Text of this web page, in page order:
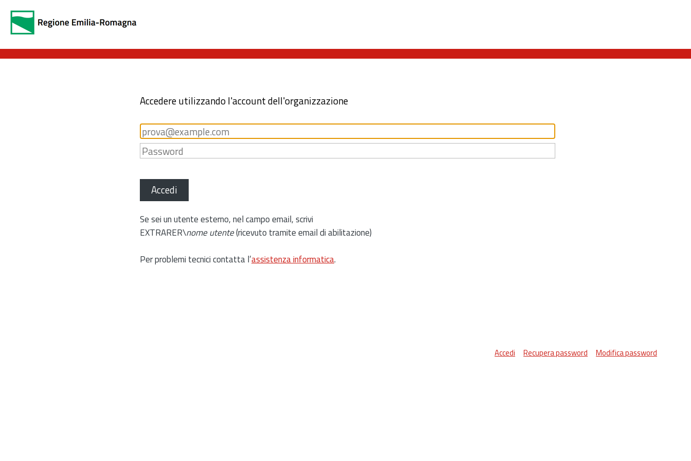
Accedere utilizzando l'account dell'organizzazione
Accedi
Se sei un utente esterno, nel campo email, scrivi
EXTRARER\nome utente(ricevuto tramite email di abilitazione)
Per problemi tecnici contatta l’assistenza informatica.
Accedi Recupera password Modifica password